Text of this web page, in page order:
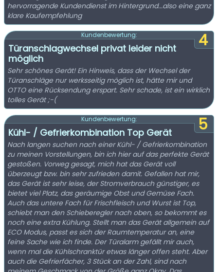
hervorragende Kundendienst im Hintergrund...also eine ganz
klare Kaufempfehlung
4
Kundenbewertung:
Türanschlagwechsel privat leider nicht
möglich
Sehr schönes Gerät! Ein Hinweis, dass der Wechsel der
Türanschläge nur werksseitig möglich ist, hätte mir und
OTTO eine Rücksendung erspart. Sehr schade, ist ein wirklich
tolles Gerät ;-(
5
Kundenbewertung:
Kühl- / Gefrierkombination Top Gerät
Nach langen suchen nach einer Kühl- / Gefrierkombination
zu meinen Vorstellungen, bin ich hier auf das perfekte Gerät
gestoßen. Vorweg gesagt, mich hat das Gerät voll
überzeugt bzw. bin sehr zufrieden damit. Gefallen hat mir,
das Gerät ist sehr leise, der Stromverbrauch günstiger, es
bietet viel Platz, das geräumige Obst und Gemüse Fach.
Auch das untere Fach für Frischfleisch und Wurst ist Top,
schiebt man den Schieberegler nach oben, so bekommt es
noch eine extra Kühlung. Stellt man das Gerät allgemein auf
ECO Modus, passt es sich der Raumtemperatur an, eine
feine Sache wie ich finde. Der Türalarm gefällt mir auch,
wenn mal die Kühlschranktür etwas länger offen steht. Aber
auch die Gefrierfächer, 3 Stück an der Zahl, sind nach